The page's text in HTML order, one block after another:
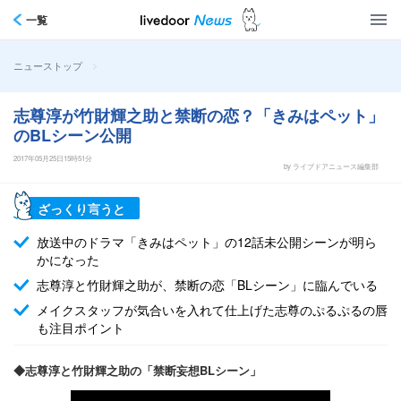
一覧
ニューストップ >
志尊淳が竹財輝之助と禁断の恋？「きみはペット」
のBLシーン公開
2017年05月25日15時51分
by ライブドアニュース編集部
ざっくり言うと
放送中のドラマ「きみはペット」の12話未公開シーンが明ら
かになった
志尊淳と竹財輝之助が、禁断の恋「BLシーン」に臨んでいる
メイクスタッフが気合いを入れて仕上げた志尊のぷるぷるの唇
も注目ポイント
◆志尊淳と竹財輝之助の「禁断妄想BLシーン」